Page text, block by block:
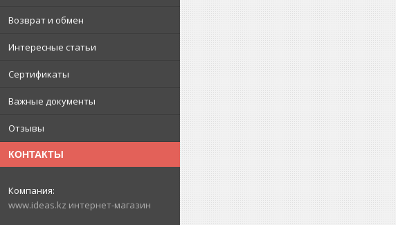
Возврат и обмен
Интересные статьи
Сертификаты
Важные документы
Отзывы
КОНТАКТЫ
www.ideas.kz интернет-магазин